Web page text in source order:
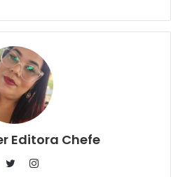
Editora Chefe
Instagram